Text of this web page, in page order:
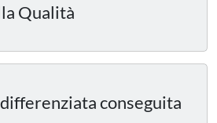
Qualità
conseguita